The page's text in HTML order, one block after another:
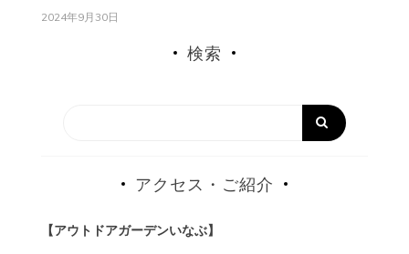
2024年9月30日
検索
アクセス・ご紹介
【アウトドアガーデンいなぶ】